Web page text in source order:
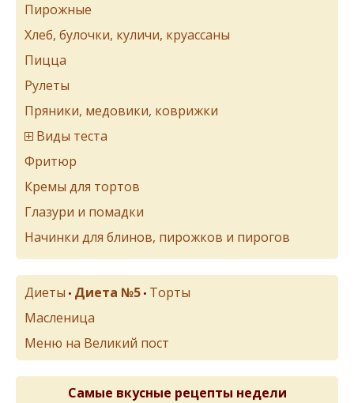
Пирожные
Хлеб, булочки, куличи, круассаны
Пицца
Рулеты
Пряники, медовики, коврижки
Виды теста
Фритюр
Кремы для тортов
Глазури и помадки
Начинки для блинов, пирожков и пирогов
Диеты • Диета №5 • Торты
Масленица
Меню на Великий пост
Самые вкусные рецепты недели